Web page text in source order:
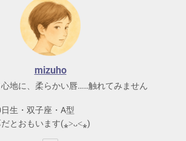
mizuho
地に、柔らかい唇……触れてみません
生・双子座・A型
とおもいます(⁎˃ᴗ˂⁎)